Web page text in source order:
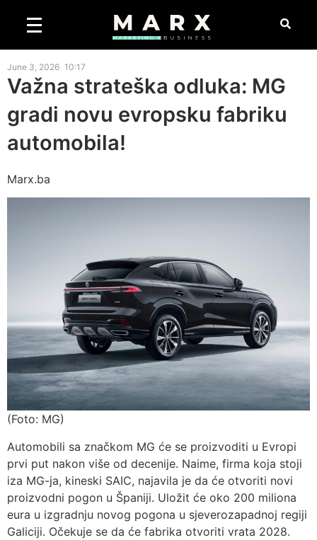
June 3, 2026 10:17
Važna strateška odluka: MG
gradi novu evropsku fabriku
automobila!
Marx.ba
(Foto: MG)
Automobili sa značkom MG će se proizvoditi u Evropi
prvi put nakon više od decenije. Naime, firma koja stoji
iza MG-ja, kineski SAIC, najavila je da će otvoriti novi
proizvodni pogon u Španiji. Uložit će oko 200 miliona
eura u izgradnju novog pogona u sjeverozapadnoj regiji
Galiciji. Očekuje se da će fabrika otvoriti vrata 2028.